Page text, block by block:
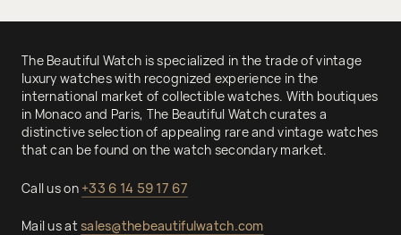
The Beautiful Watch is specialized in the trade of vintage
luxury watches with recognized experience in the
international market of collectible watches. With boutiques
in Monaco and Paris, The Beautiful Watch curates a
distinctive selection of appealing rare and vintage watches
that can be found on the watch secondary market.
Call us on+33 6 14 59 17 67
Mail us at sales@thebeautifulwatch.com